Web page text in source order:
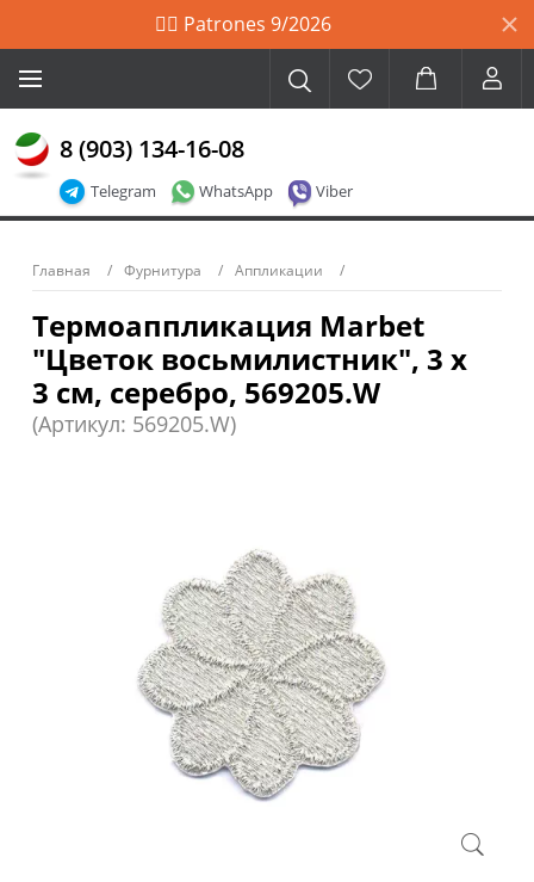
🙋‍♀️ Patrones 9/2026
Telegram WhatsApp Viber
8 (903) 134-16-08
Главная Фурнитура Аппликации
Термоаппликация Marbet
"Цветок восьмилистник", 3 х
3 см, серебро, 569205.W
(Артикул: 569205.W)